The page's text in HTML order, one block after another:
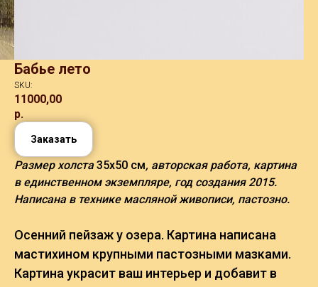
Бабье лето
SKU:
11000,00
р.
Заказать
Размер холста35х50 см, авторская работа, картина
в единственном экземпляре, год создания 2015.
Написана в технике масляной живописи, пастозно.
Осенний пейзаж у озера. Картина написана
мастихином крупными пастозными мазками.
Картина украсит ваш интерьер и добавит в